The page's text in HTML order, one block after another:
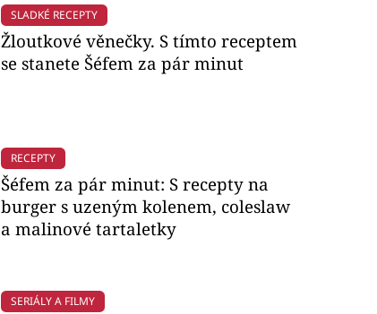
SLADKÉ RECEPTY
Žloutkové věnečky. S tímto receptem
se stanete Šéfem za pár minut
RECEPTY
Šéfem za pár minut: S recepty na
burger s uzeným kolenem, coleslaw
a malinové tartaletky
SERIÁLY A FILMY